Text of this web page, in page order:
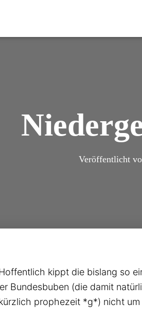
Veröffentlicht
kippt die bislang so
Bundesbuben (die damit
prophezeit *g*) nicht